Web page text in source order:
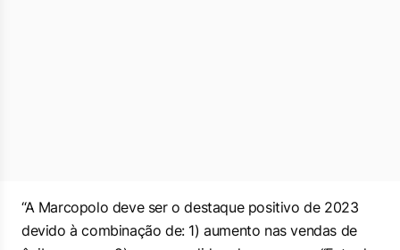
“A Marcopolo deve ser o destaque positivo de 2023
devido à combinação de: 1) aumento nas vendas de